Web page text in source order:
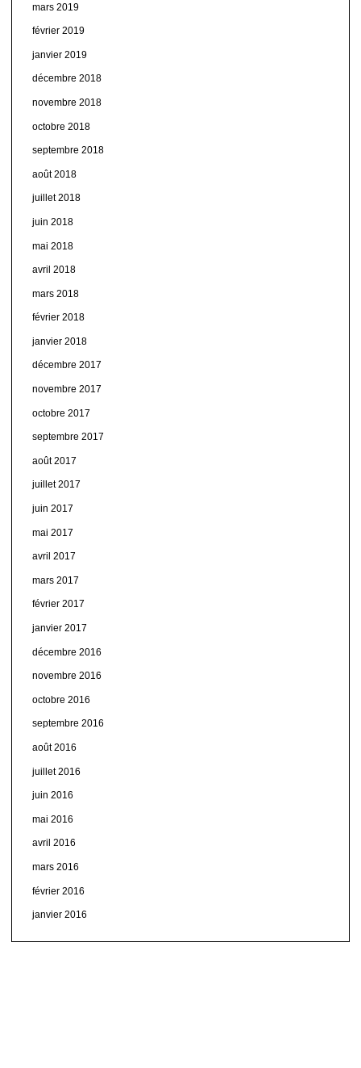
mars 2019
février 2019
janvier 2019
décembre 2018
novembre 2018
octobre 2018
septembre 2018
août 2018
juillet 2018
juin 2018
mai 2018
avril 2018
mars 2018
février 2018
janvier 2018
décembre 2017
novembre 2017
octobre 2017
septembre 2017
août 2017
juillet 2017
juin 2017
mai 2017
avril 2017
mars 2017
février 2017
janvier 2017
décembre 2016
novembre 2016
octobre 2016
septembre 2016
août 2016
juillet 2016
juin 2016
mai 2016
avril 2016
mars 2016
février 2016
janvier 2016